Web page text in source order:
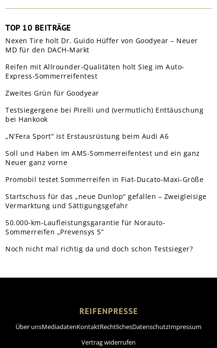
TOP 10 BEITRÄGE
Nexen Tire holt Dr. Guido Hüffer von Goodyear – Neuer
MD für den DACH-Markt
Reifen mit Allrounder-Qualitäten holt Sieg im Auto-
Express-Sommerreifentest
Zweites Grün für Goodyear
Testsiegergene bei Pirelli und (vermutlich) Enttäuschung
bei Hankook
„N’Fera Sport“ ist Erstausrüstung beim Audi A6
Soll und Haben im AMS-Sommerreifentest und ein ganz
Neuer ganz vorne
Promobil testet Sommerreifen in Fiat-Ducato-Maxi-Größe
Startschuss für das „neue Dunlop“ gefallen – Zweigleisige
Vermarktung und Sättigungsgefahr
50.000-km-Laufleistungsgarantie für Norauto-
Sommerreifen „Prevensys 5”
Noch nicht mal richtig da und doch schon Testsieger?
REIFENPRESSE
Über unsMediadatenKontaktRechtlichesDatenschutzImpressum
Vertrag widerrufen